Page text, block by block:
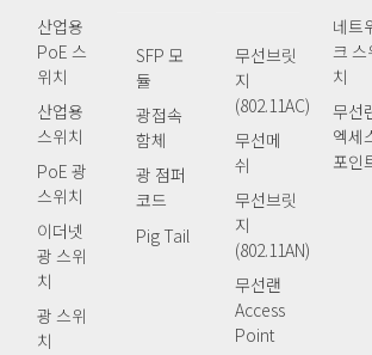
산업용
PoE 스
위치
산업용
스위치
PoE 광
스위치
이더넷
광 스위
치
광 스위
치
SFP 모
듈
광접속
함체
광 점퍼
코드
Pig Tail
무선브릿
지
(802.11AC)
무선메
쉬
무선브릿
지
(802.11AN)
무선랜
Access
Point
네트
크 스
치
무선
엑세
포인